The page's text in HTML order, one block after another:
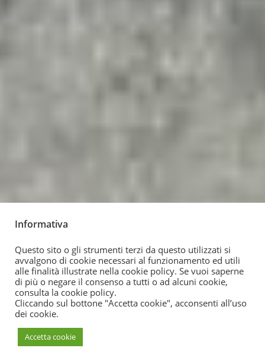
Informativa
Questo sito o gli strumenti terzi da questo utilizzati si
avvalgono di cookie necessari al funzionamento ed utili
alle finalità illustrate nella cookie policy. Se vuoi saperne
di più o negare il consenso a tutti o ad alcuni cookie,
consulta la cookie policy.
Cliccando sul bottone "Accetta cookie", acconsenti all’uso
dei cookie.
Accetta cookie